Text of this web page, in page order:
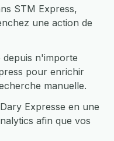
STM Express,
une action de
n'importe
pour enrichir
manuelle.
Expresse en une
afin que vos